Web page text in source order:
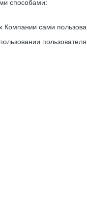
способами:
Компании сами